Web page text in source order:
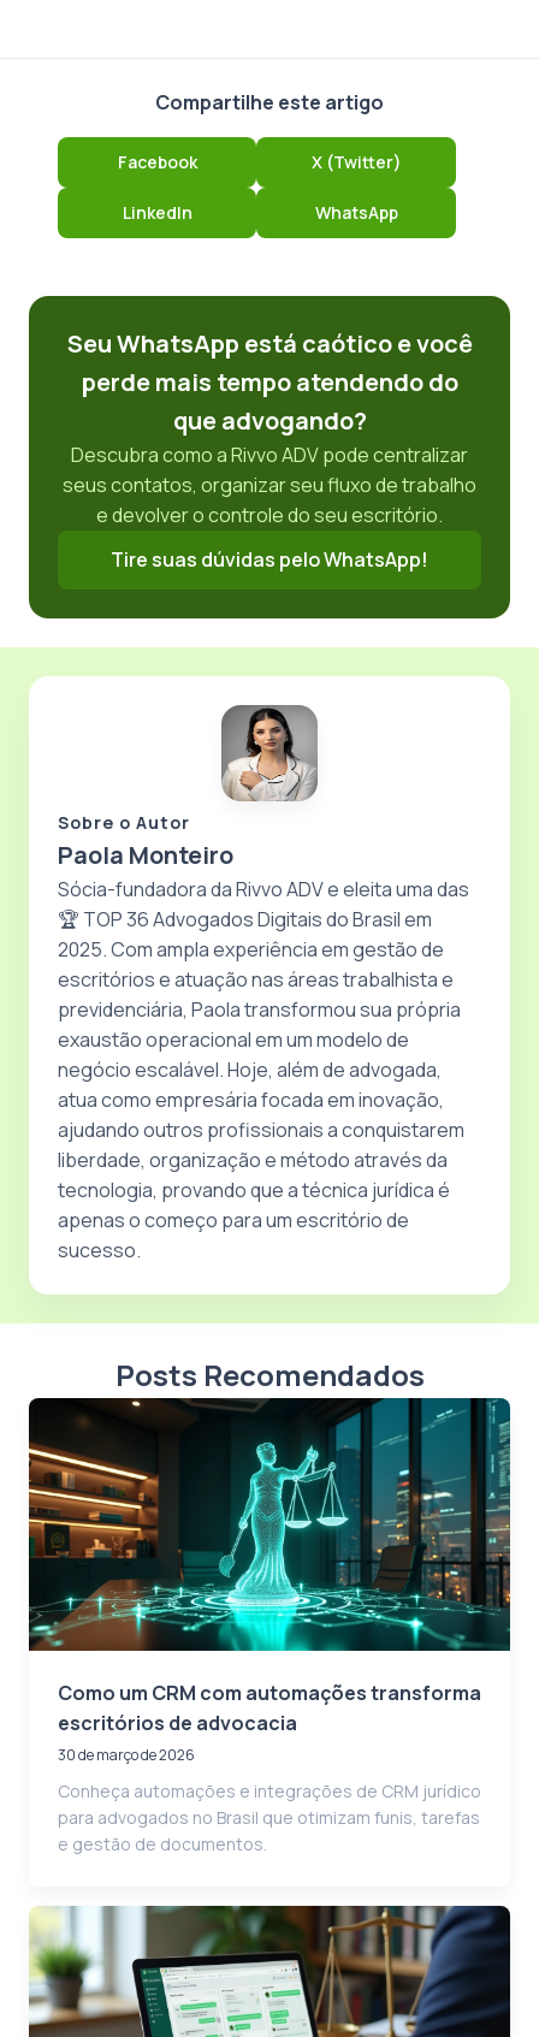
Compartilhe este artigo
Facebook X (Twitter)
LinkedIn WhatsApp
Seu WhatsApp está caótico e você
perde mais tempo atendendo do
que advogando?
Descubra como a Rivvo ADV pode centralizar
seus contatos, organizar seu fluxo de trabalho
e devolver o controle do seu escritório.
Tire suas dúvidas pelo WhatsApp!
Sobre o Autor
Paola Monteiro
Sócia-fundadora da Rivvo ADV e eleita uma das
🏆 TOP 36 Advogados Digitais do Brasil em
2025. Com ampla experiência em gestão de
escritórios e atuação nas áreas trabalhista e
previdenciária, Paola transformou sua própria
exaustão operacional em um modelo de
negócio escalável. Hoje, além de advogada,
atua como empresária focada em inovação,
ajudando outros profissionais a conquistarem
liberdade, organização e método através da
tecnologia, provando que a técnica jurídica é
apenas o começo para um escritório de
sucesso.
Posts Recomendados
Como um CRM com automações transforma
escritórios de advocacia
30 de março de 2026
Conheça automações e integrações de CRM jurídico
para advogados no Brasil que otimizam funis, tarefas
e gestão de documentos.